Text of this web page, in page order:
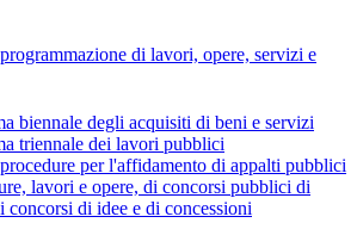
di lavori, opere, servizi e
biennale degli acquisiti di beni e servizi
triennale dei lavori pubblici
per l'affidamento di appalti pubblici
lavori e opere, di concorsi pubblici di
concorsi di idee e di concessioni